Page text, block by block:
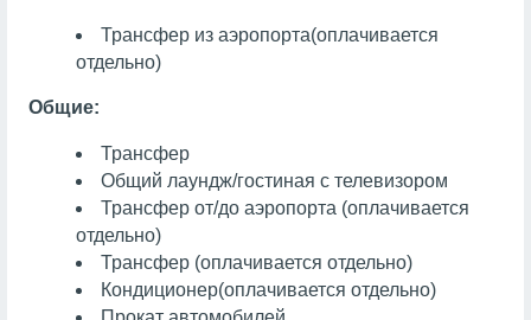
Трансфер из аэропорта(оплачивается
отдельно)
Общие:
Трансфер
Общий лаундж/гостиная с телевизором
Трансфер от/до аэропорта (оплачивается
отдельно)
Трансфер (оплачивается отдельно)
Кондиционер(оплачивается отдельно)